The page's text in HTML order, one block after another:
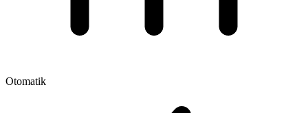
Otomatik